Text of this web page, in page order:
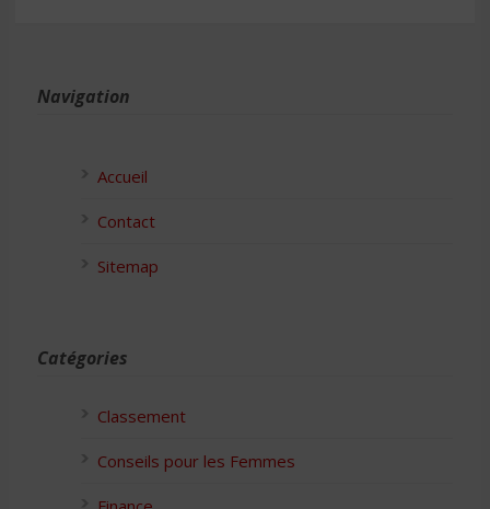
Navigation
Accueil
Contact
Sitemap
Catégories
Classement
Conseils pour les Femmes